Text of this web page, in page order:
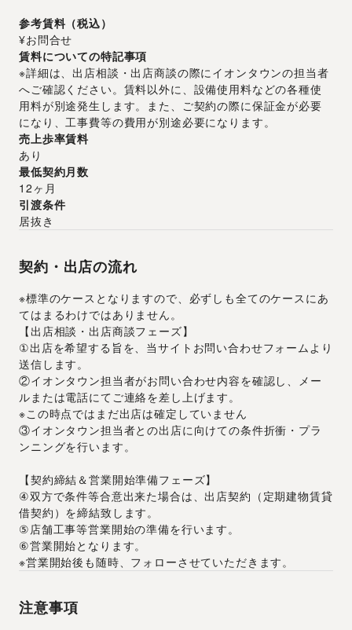
参考賃料（税込）
¥お問合せ
賃料についての特記事項
※詳細は、出店相談・出店商談の際にイオンタウンの担当者
へご確認ください。賃料以外に、設備使用料などの各種使
用料が別途発生します。また、ご契約の際に保証金が必要
になり、工事費等の費用が別途必要になります。
売上歩率賃料
あり
最低契約月数
12ヶ月
引渡条件
居抜き
契約・出店の流れ
※標準のケースとなりますので、必ずしも全てのケースにあ
てはまるわけではありません。
【出店相談・出店商談フェーズ】
①出店を希望する旨を、当サイトお問い合わせフォームより
送信します。
②イオンタウン担当者がお問い合わせ内容を確認し、メー
ルまたは電話にてご連絡を差し上げます。
※この時点ではまだ出店は確定していません
③イオンタウン担当者との出店に向けての条件折衝・プラ
ンニングを行います。
【契約締結＆営業開始準備フェーズ】
④双方で条件等合意出来た場合は、出店契約（定期建物賃貸
借契約）を締結致します。
⑤店舗工事等営業開始の準備を行います。
⑥営業開始となります。
※営業開始後も随時、フォローさせていただきます。
注意事項